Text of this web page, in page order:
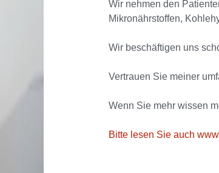
Wir nehmen den
Mikronährstoffen,
Wir beschäftigen uns
Vertrauen Sie meiner
Wenn Sie mehr wissen
Bitte lesen Sie auch